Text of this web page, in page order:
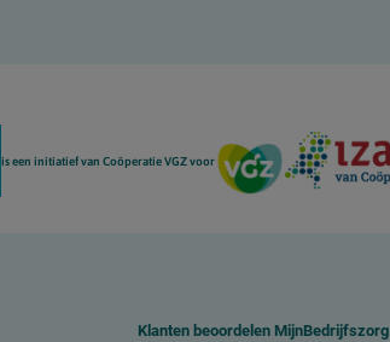
is een initiatief van Coöperatie VGZ voor
Klanten beoordelen